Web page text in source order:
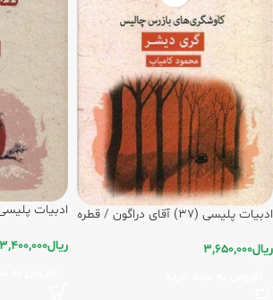
ادبیات پلیسی (37) آقای دراگون / قطره
ریال3,650,000
ریال3,400,000